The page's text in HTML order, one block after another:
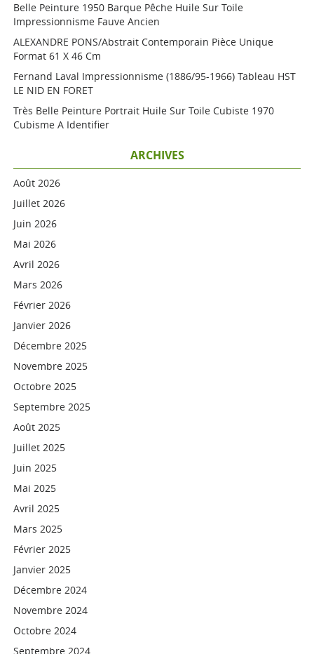
Belle Peinture 1950 Barque Pêche Huile Sur Toile
Impressionnisme Fauve Ancien
ALEXANDRE PONS/Abstrait Contemporain Pièce Unique
Format 61 X 46 Cm
Fernand Laval Impressionnisme (1886/95-1966) Tableau HST
LE NID EN FORET
Très Belle Peinture Portrait Huile Sur Toile Cubiste 1970
Cubisme A Identifier
ARCHIVES
Août 2026
Juillet 2026
Juin 2026
Mai 2026
Avril 2026
Mars 2026
Février 2026
Janvier 2026
Décembre 2025
Novembre 2025
Octobre 2025
Septembre 2025
Août 2025
Juillet 2025
Juin 2025
Mai 2025
Avril 2025
Mars 2025
Février 2025
Janvier 2025
Décembre 2024
Novembre 2024
Octobre 2024
Septembre 2024